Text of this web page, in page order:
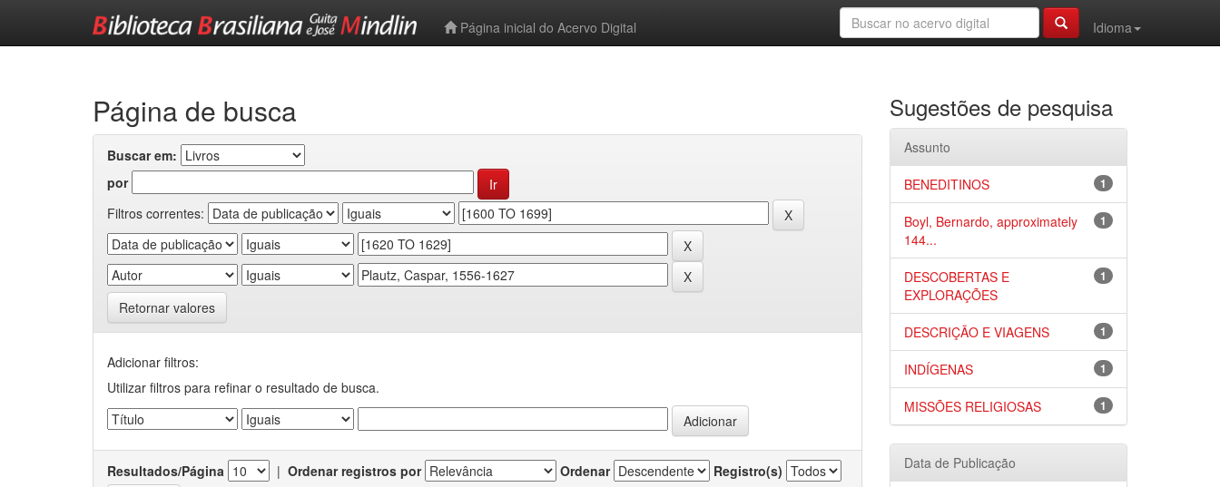
Página inicial do Acervo Digital
Idioma
Página de busca
Buscar em:
por
Filtros correntes:
Retornar valores
Adicionar filtros:
Utilizar filtros para refinar o resultado de busca.
Resultados/Página | Ordenar registros por Ordenar Registro(s)
Sugestões de pesquisa
Assunto
1
BENEDITINOS
1
Boyl, Bernardo, approximately
144...
1
DESCOBERTAS E
EXPLORAÇÕES
1
DESCRIÇÃO E VIAGENS
1
INDÍGENAS
1
MISSÕES RELIGIOSAS
Data de Publicação